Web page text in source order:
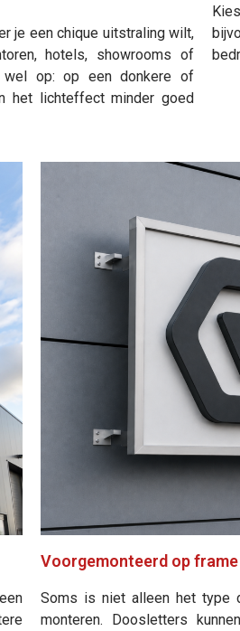
je een chique uitstraling wilt,
hotels, showrooms of
wel op: op een donkere of
het lichteffect minder goed
Voorgemonteerd op
Soms is niet alleen het type
monteren. Doosletters